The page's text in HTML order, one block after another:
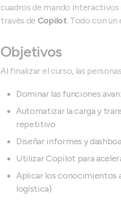
cuadros de mando interactivos
través de Copilot. Todo con un
Objetivos
Al finalizar el curso, las
Dominar las funciones
Automatizar la carga y
repetitivo
Diseñar informes y
Utilizar Copilot para
Aplicar los conocimientos
logística)